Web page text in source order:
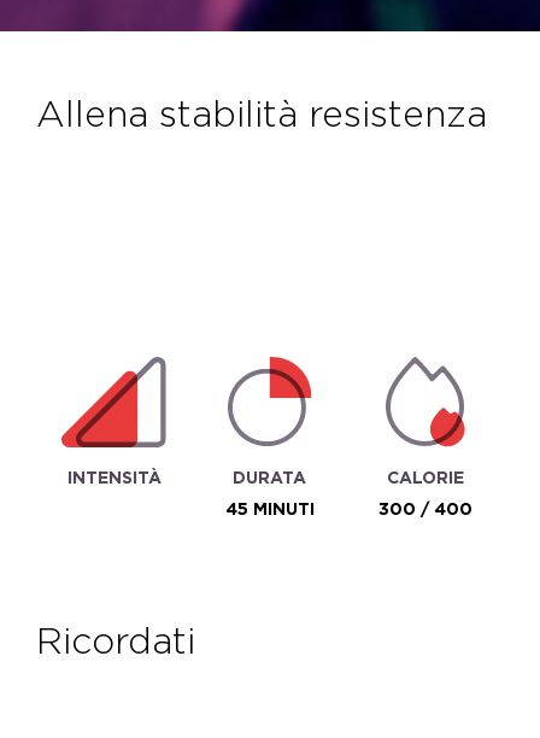
allena stabilità resistenza
INTENSITÀ
DURATA
45 MINUTI
CALORIE
300 / 400
ricordati